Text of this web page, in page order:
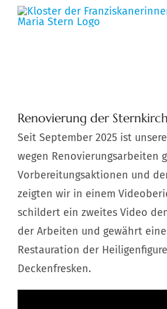
Zum
Inhalt
Spiritualität
Schwester werden
Aktuelles
Stellenangebote
Angebote
Mission
grösseres
Bild
Renovierung der
Seit September 2025 ist
wegen Renovierungsarbeiten
Vorbereitungsaktionen und
zeigten wir in einem
schildert ein zweites Video
der Arbeiten und gewährt
Restauration der
Deckenfresken.